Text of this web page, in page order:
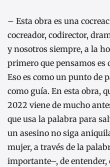
– Esta obra es una
cocreador, codirector,
y nosotros siempre, a la
primero que pensamos es
Eso es como un punto de
como guía. En esta obra,
2022 viene de mucho
que usa la palabra para
un asesino no siga
mujer, a través de la
importante–, de entender,